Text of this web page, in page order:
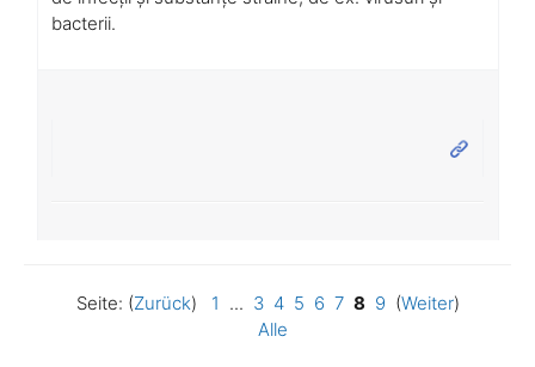
bacterii.
Seite: (Zurück) 1 ... 3 4 5 6 7 8 9 (Weiter)
Alle